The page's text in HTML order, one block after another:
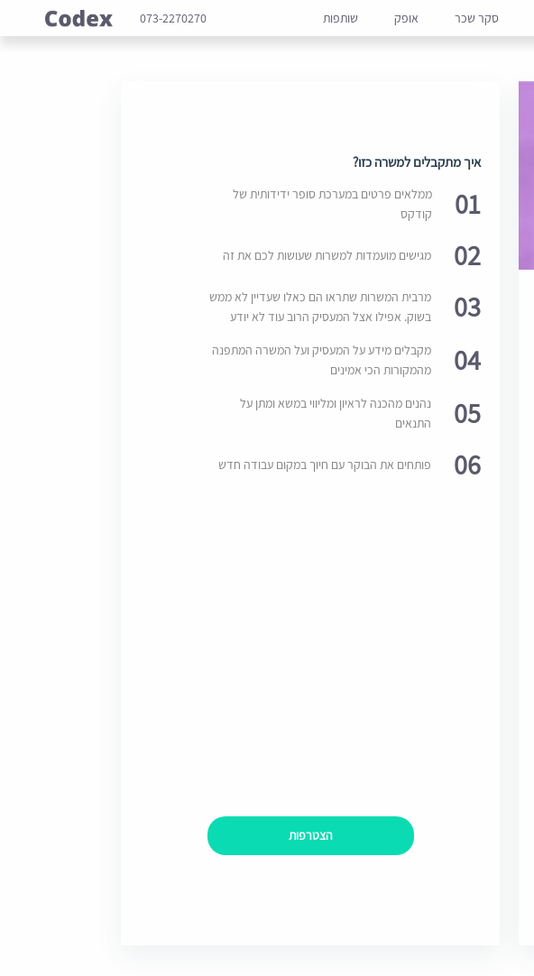
סקר שכר אופק שותפות 073-2270270
איך מתקבלים למשרה כזו?
01
ממלאים פרטים במערכת סופר ידידותית של
קודקס
02 מגישים מועמדות למשרות שעושות לכם את זה
03
מרבית המשרות שתראו הם כאלו שעדיין לא ממש
בשוק. אפילו אצל המעסיק הרוב עוד לא יודע
04
מקבלים מידע על המעסיק ועל המשרה המתפנה
מהמקורות הכי אמינים
05
נהנים מהכנה לראיון ומליווי במשא ומתן על
התנאים
06 פותחים את הבוקר עם חיוך במקום עבודה חדש
הצטרפות